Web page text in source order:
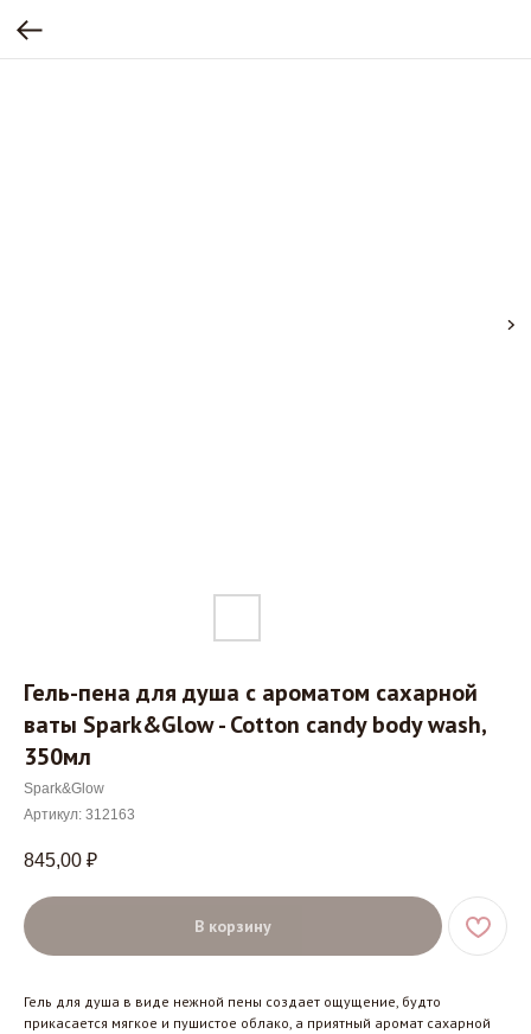
Гель-пена для душа с ароматом сахарной
ваты Spark&Glow - Cotton candy body wash,
350мл
Spark&Glow
Артикул: 312163
845,00 ₽
В корзину
Гель для душа в виде нежной пены создает ощущение, будто
прикасается мягкое и пушистое облако, а приятный аромат сахарной